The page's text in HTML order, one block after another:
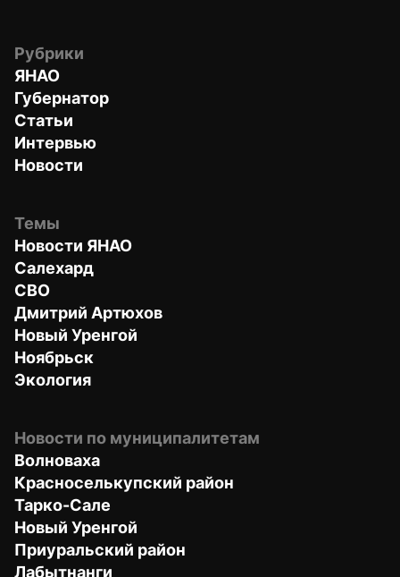
Рубрики
ЯНАО
Губернатор
Статьи
Интервью
Новости
Темы
Новости ЯНАО
Салехард
СВО
Дмитрий Артюхов
Новый Уренгой
Ноябрьск
Экология
Новости по муниципалитетам
Волноваха
Красноселькупский район
Тарко-Сале
Новый Уренгой
Приуральский район
Лабытнанги